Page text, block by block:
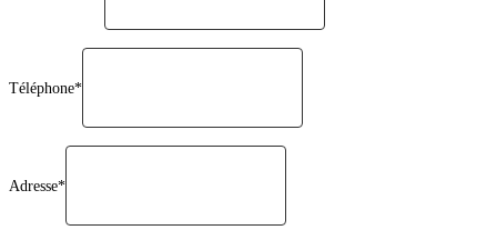
Téléphone*
Adresse*